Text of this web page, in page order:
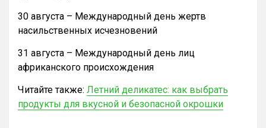
30 августа – Международный день жертв
насильственных исчезновений
31 августа – Международный день лиц
африканского происхождения
Читайте также: Летний деликатес: как выбрать
продукты для вкусной и безопасной окрошки